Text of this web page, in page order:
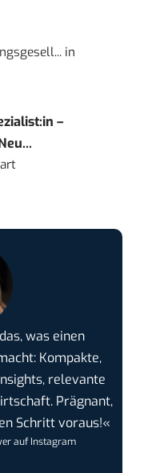
in
–
was einen
Kompakte,
relevante
Prägnant,
Schritt voraus!«
auf Instagram